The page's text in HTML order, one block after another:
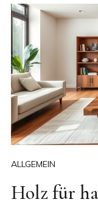
ALLGEMEIN
Holz für